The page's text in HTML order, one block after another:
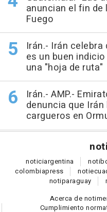
anuncian el fin de
Fuego
Irán.- Irán celebra
es un buen
una "hoja de ruta"
Irán.- AMP.-
denuncia que
cargueros en
noti
noticiargentina noti
colombiapress noti
notiparaguay
Acerca de
Cumplimiento